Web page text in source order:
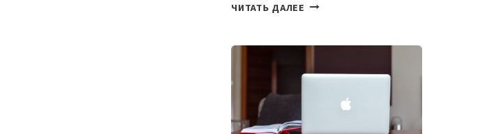
ЧИТАТЬ ДАЛЕЕ
КОТОРЫЕ
СОЗДАВАТЬ